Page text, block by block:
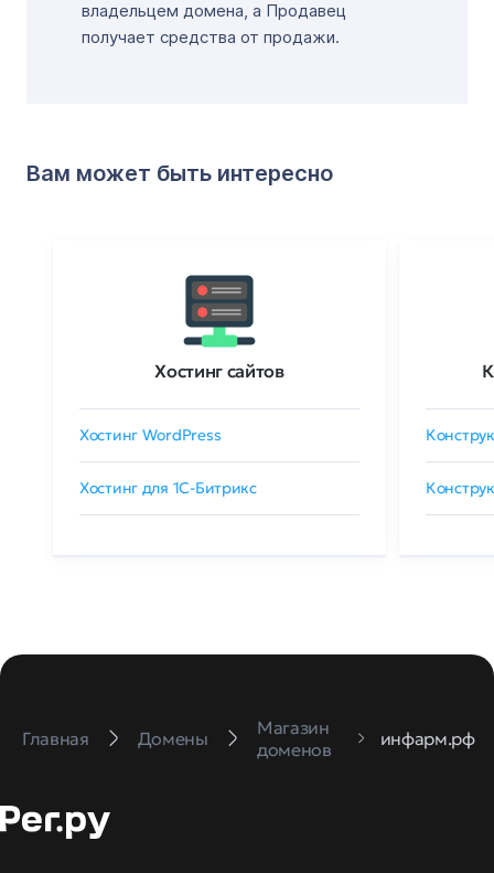
владельцем домена, а Продавец
получает средства от продажи.
Вам может быть интересно
Хостинг сайтов
Хостинг WordPress
Хостинг для 1C-Битрикс
Главная Домены
Магазин
доменов
инфарм.рф